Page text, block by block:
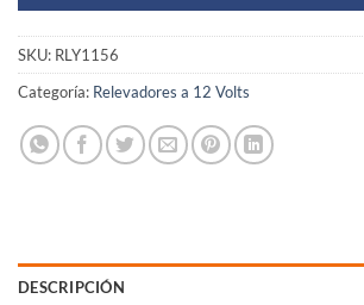
SKU: RLY1156
Categoría: Relevadores a 12 Volts
DESCRIPCIÓN